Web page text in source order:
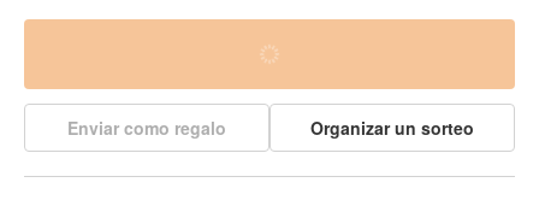
Enviar como regalo Organizar un sorteo